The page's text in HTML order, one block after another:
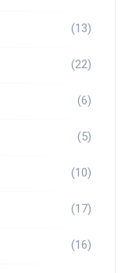
(13)
(22)
(6)
(5)
(10)
(17)
(16)